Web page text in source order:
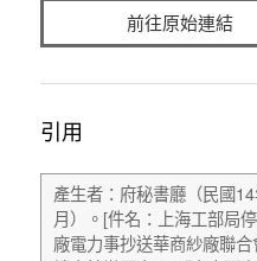
前往原始連結
引用